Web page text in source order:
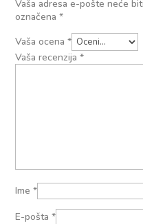
Vaša adresa e-pošte neće
označena*
Vaša ocena*
Vaša recenzija*
Ime*
E-pošta*